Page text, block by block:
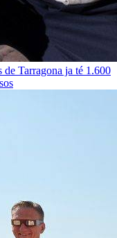
Tarragona ja té 1.600